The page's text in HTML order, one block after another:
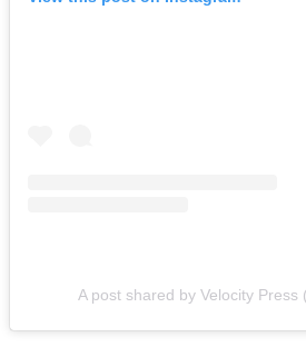
A post shared by Velocity Press